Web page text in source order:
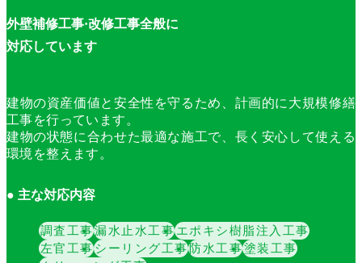
外壁補修工事·改修工事全般に
対応しています
建物の資産価値と安全性を守るため、計画的に大規模修繕
工事を行っています。
建物の状態に合わせた最適な施工で、長く安心して使える
環境を整えます。
● 主な対応内容
調査工事漏水止水工事エポキシ樹脂注入工事
左官工事シーリング工事防水工事塗装工事